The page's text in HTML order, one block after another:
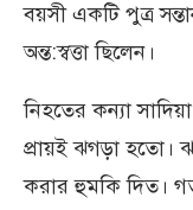
বয়সী একটি পুত্র
অন্ত:স্বত্তা ছিলেন।
নিহতের কন্যা
প্রায়ই ঝগড়া হতো।
করার হুমকি দিত।